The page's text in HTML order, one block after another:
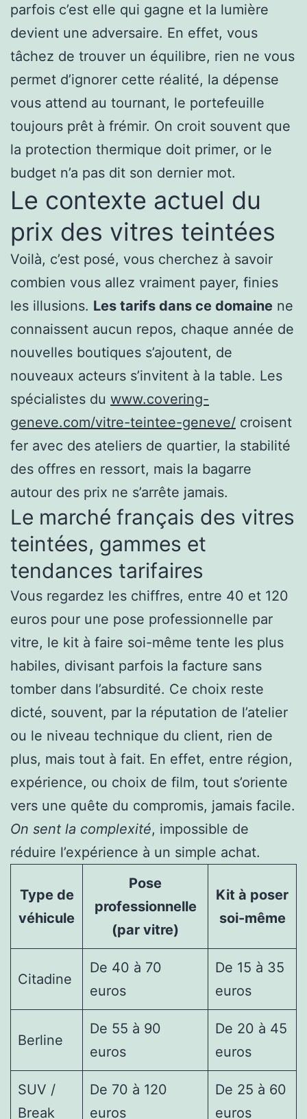
parfois c’est elle qui gagne et la lumière
devient une adversaire. En effet, vous
tâchez de trouver un équilibre, rien ne vous
permet d’ignorer cette réalité, la dépense
vous attend au tournant, le portefeuille
toujours prêt à frémir. On croit souvent que
la protection thermique doit primer, or le
budget n’a pas dit son dernier mot.
Le contexte actuel du
prix des vitres teintées
Voilà, c’est posé, vous cherchez à savoir
combien vous allez vraiment payer, finies
les illusions. Les tarifs dans ce domaine ne
connaissent aucun repos, chaque année de
nouvelles boutiques s’ajoutent, de
nouveaux acteurs s’invitent à la table. Les
spécialistes du www.covering-
geneve.com/vitre-teintee-geneve/ croisent
fer avec des ateliers de quartier, la stabilité
des offres en ressort, mais la bagarre
autour des prix ne s’arrête jamais.
Le marché français des vitres
teintées, gammes et
tendances tarifaires
Vous regardez les chiffres, entre 40 et 120
euros pour une pose professionnelle par
vitre, le kit à faire soi-même tente les plus
habiles, divisant parfois la facture sans
tomber dans l’absurdité. Ce choix reste
dicté, souvent, par la réputation de l’atelier
ou le niveau technique du client, rien de
plus, mais tout à fait. En effet, entre région,
expérience, ou choix de film, tout s’oriente
vers une quête du compromis, jamais facile.
On sent la complexité, impossible de
réduire l’expérience à un simple achat.
Type de
véhicule
Pose
professionnelle
(par vitre)
Kit à poser
soi-même
Citadine
De 40 à 70
euros
De 15 à 35
euros
Berline
De 55 à 90
euros
De 20 à 45
euros
SUV /
Break
De 70 à 120
euros
De 25 à 60
euros